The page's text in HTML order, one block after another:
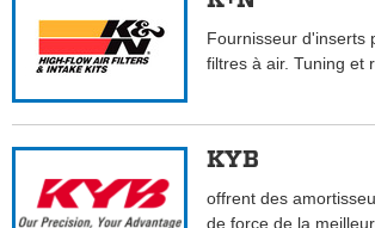
Fournisseur d'inserts
filtres à air. Tuning et
KYB
offrent des
de force de la